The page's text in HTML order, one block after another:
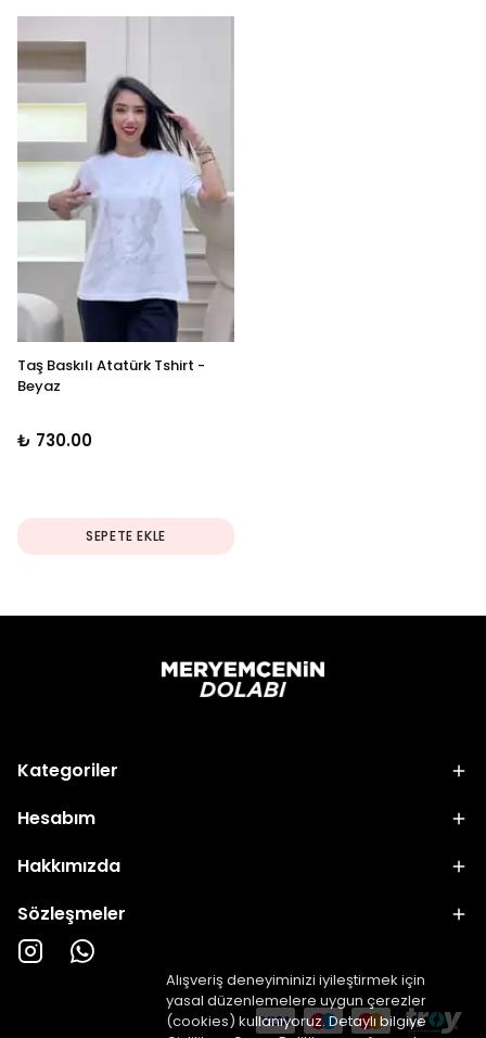
Alışveriş deneyiminizi iyileştirmek için
yasal düzenlemelere uygun çerezler
(cookies) kullanıyoruz. Detaylı bilgiye
Taş Baskılı Atatürk Tshirt -
Beyaz
₺ 730.00
SEPETE EKLE
Kategoriler
Hesabım
Hakkımızda
Sözleşmeler